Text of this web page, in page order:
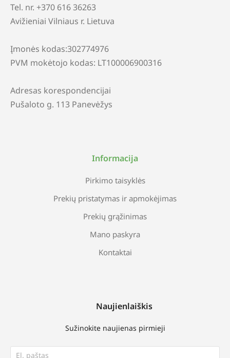
Tel. nr. +370 616 36263
Avižieniai Vilniaus r. Lietuva
Įmonės kodas:302774976
PVM mokėtojo kodas: LT100006900316
Adresas korespondencijai
Pušaloto g. 113 Panevėžys
Informacija
Pirkimo taisyklės
Prekių pristatymas ir apmokėjimas
Prekių grąžinimas
Mano paskyra
Kontaktai
Naujienlaiškis
Sužinokite naujienas pirmieji